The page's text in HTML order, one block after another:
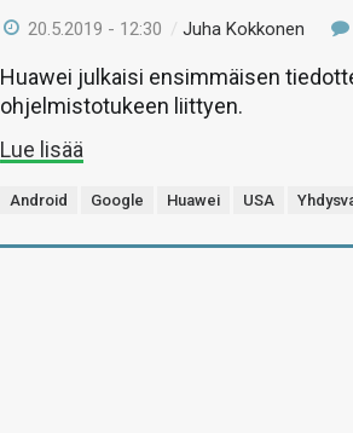
20.5.2019 - 12:30 /Juha Kokkonen
Huawei julkaisi ensimmäisen
ohjelmistotukeen liittyen.
Lue lisää
Android Google Huawei USA